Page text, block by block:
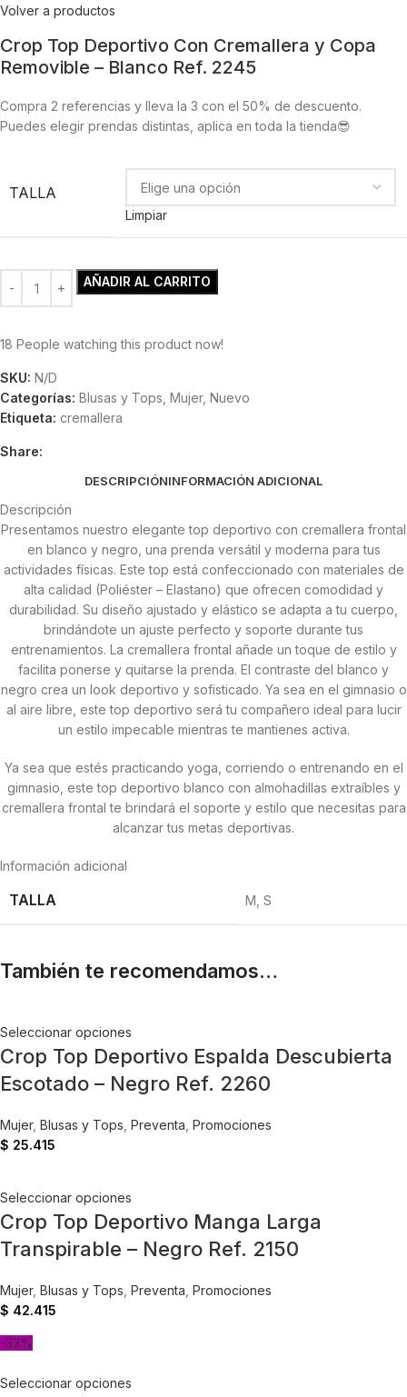
Volver a productos
Crop Top Deportivo Con Cremallera y Copa
Removible – Blanco Ref. 2245
Compra 2 referencias y lleva la 3 con el 50% de descuento.
Puedes elegir prendas distintas, aplica en toda la tienda😎
TALLA
Limpiar
AÑADIR AL CARRITO
18 People watching this product now!
SKU: N/D
Categorías: Blusas y Tops Mujer, Nuevo
Etiqueta: cremallera
Share:
DESCRIPCIÓNINFORMACIÓN ADICIONAL
Descripción
Presentamos nuestro elegante top deportivo con cremallera frontal
en blanco y negro, una prenda versátil y moderna para tus
actividades físicas. Este top está confeccionado con materiales de
alta calidad (Poliéster – Elastano) que ofrecen comodidad y
durabilidad. Su diseño ajustado y elástico se adapta a tu cuerpo,
brindándote un ajuste perfecto y soporte durante tus
entrenamientos. La cremallera frontal añade un toque de estilo y
facilita ponerse y quitarse la prenda. El contraste del blanco y
negro crea un look deportivo y sofisticado. Ya sea en el gimnasio o
al aire libre, este top deportivo será tu compañero ideal para lucir
un estilo impecable mientras te mantienes activa.
Ya sea que estés practicando yoga, corriendo o entrenando en el
gimnasio, este top deportivo blanco con almohadillas extraíbles y
cremallera frontal te brindará el soporte y estilo que necesitas para
alcanzar tus metas deportivas.
Información adicional
TALLA M S
También te recomendamos…
Seleccionar opciones
Crop Top Deportivo Espalda Descubierta
Escotado – Negro Ref. 2260
Mujer, Blusas y Tops Preventa Promociones
$ 25.415
Seleccionar opciones
Crop Top Deportivo Manga Larga
Transpirable – Negro Ref. 2150
Mujer, Blusas y Tops Preventa Promociones
$ 42.415
-33%
Seleccionar opciones